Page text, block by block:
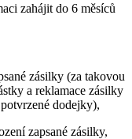
zahájit do 6 měsíců
zásilky (za takovou
a reklamace zásilky
dodejky),
zapsané zásilky,